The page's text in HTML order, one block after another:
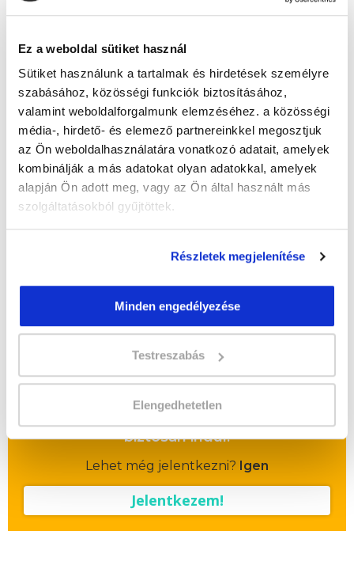
Ez a weboldal sütiket használ
Sütiket használunk a tartalmak és hirdetések személyre
szabásához, közösségi funkciók biztosításához,
valamint weboldalforgalmunk elemzéséhez. a közösségi
média-, hirdető- és elemező partnereinkkel megosztjuk
az Ön weboldalhasználatára vonatkozó adatait, amelyek
kombinálják a más adatokat olyan adatokkal, amelyek
alapján Ön adott meg, vagy az Ön által használt más
szolgáltatásokból gyűjtöttek.
Részletek megjelenítése
Minden engedélyezése
Testreszabás
Elengedhetetlen
+36302262580
" M " csoport
47 nap az indulásig!
Időtartam:3 hónap
2026-09-23
hallgatónk részére ajándék Pénztárgép helyes
Vizsgadíj várható összege
A csoport a meghirdetett időpontban
biztosan indul!
Lehet még jelentkezni? Igen
Jelentkezem!